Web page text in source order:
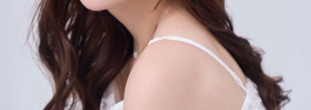
J-Tokyo
Entertainment
プロダクション事業